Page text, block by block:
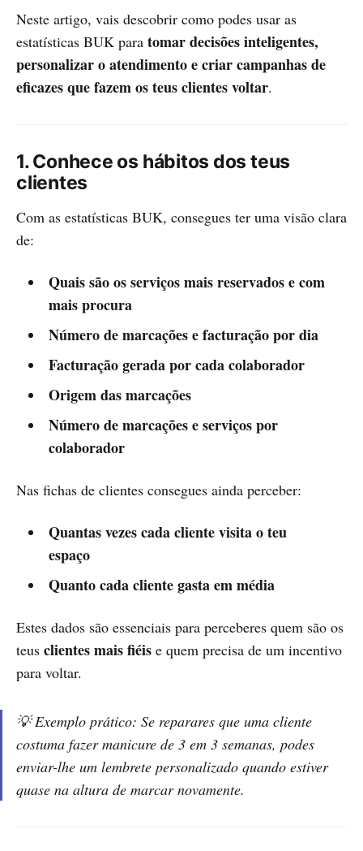
Neste artigo, vais descobrir como podes usar as
estatísticas BUK para tomar decisões inteligentes,
personalizar o atendimento e criar campanhas de
eficazes que fazem os teus clientes voltar.
1. Conhece os hábitos dos teus
clientes
Com as estatísticas BUK, consegues ter uma visão clara
de:
Quais são os serviços mais reservados e com
mais procura
Número de marcações e facturação por dia
Facturação gerada por cada colaborador
Origem das marcações
Número de marcações e serviços por
colaborador
Nas fichas de clientes consegues ainda perceber:
Quantas vezes cada cliente visita o teu
espaço
Quanto cada cliente gasta em média
Estes dados são essenciais para perceberes quem são os
teus clientes mais fiéis e quem precisa de um incentivo
para voltar.
💡Exemplo prático: Se reparares que uma cliente
costuma fazer manicure de 3 em 3 semanas, podes
enviar-lhe um lembrete personalizado quando estiver
quase na altura de marcar novamente.